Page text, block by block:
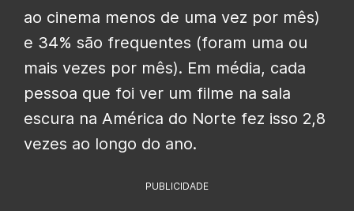
ao cinema menos de uma vez por mês)
e 34% são frequentes (foram uma ou
mais vezes por mês). Em média, cada
pessoa que foi ver um filme na sala
escura na América do Norte fez isso 2,8
vezes ao longo do ano.
PUBLICIDADE